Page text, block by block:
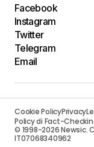
Facebook
Instagram
Twitter
Telegram
Email
Cookie PolicyPrivacy
Policy di Fact-
© 1998-2026 Newsic.
IT07068340962